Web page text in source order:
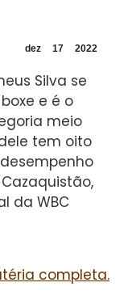
dez 17 2022
Silva se
e é o
meio
tem oito
da WBC
completa.